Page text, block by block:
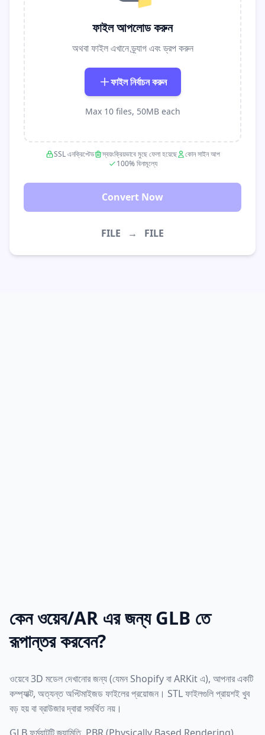
ফাইল আপলোড করুন
অথবা ফাইল এখানে ড্র্যাগ এবং ড্রপ করুন
ফাইল নির্বাচন করুন
Max 10 files, 50MB each
SSL এনক্রিপ্টেড স্বয়ংক্রিয়ভাবে মুছে ফেলা হয়েছে
কোন সাইন আপ
100% বিনামূল্যে
Convert Now
FILE → FILE
কেন ওয়েব/AR এর জন্য GLB তে
রূপান্তর করবেন?
ওয়েবে 3D মডেল দেখানোর জন্য (যেমন Shopify বা ARKit এ), আপনার একটি
কম্প্যাক্ট, অত্যন্ত অপ্টিমাইজড ফাইলের প্রয়োজন। STL ফাইলগুলি প্রায়শই খুব
বড় হয় বা ব্রাউজার দ্বারা সমর্থিত নয়।